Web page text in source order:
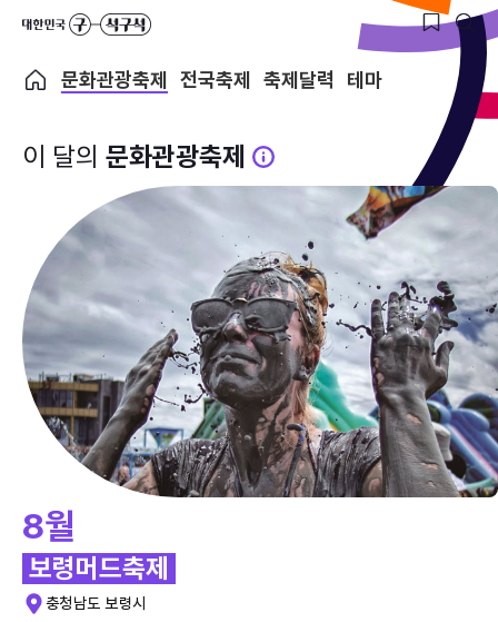
문화관광축제 전국축제 축제달력 테마
이 달의 문화관광축제
8월
보령머드축제
충청남도 보령시